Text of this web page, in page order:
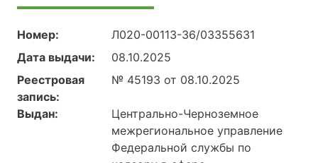
Номер:
Л020-00113-36/03355631
Дата выдачи:
08.10.2025
Реестровая
запись:
№ 45193 от 08.10.2025
Выдан:
Центрально-Черноземное
межрегиональное управление
Федеральной службы по